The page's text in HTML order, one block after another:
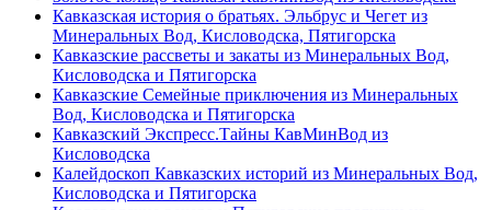
Кавказская история о братьях. Эльбрус и Чегет из
Минеральных Вод, Кисловодска, Пятигорска
Кавказские рассветы и закаты из Минеральных Вод,
Кисловодска и Пятигорска
Кавказские Семейные приключения из Минеральных
Вод, Кисловодска и Пятигорска
Кавказский Экспресс.Тайны КавМинВод из
Кисловодска
Калейдоскоп Кавказских историй из Минеральных Вод,
Кисловодска и Пятигорска